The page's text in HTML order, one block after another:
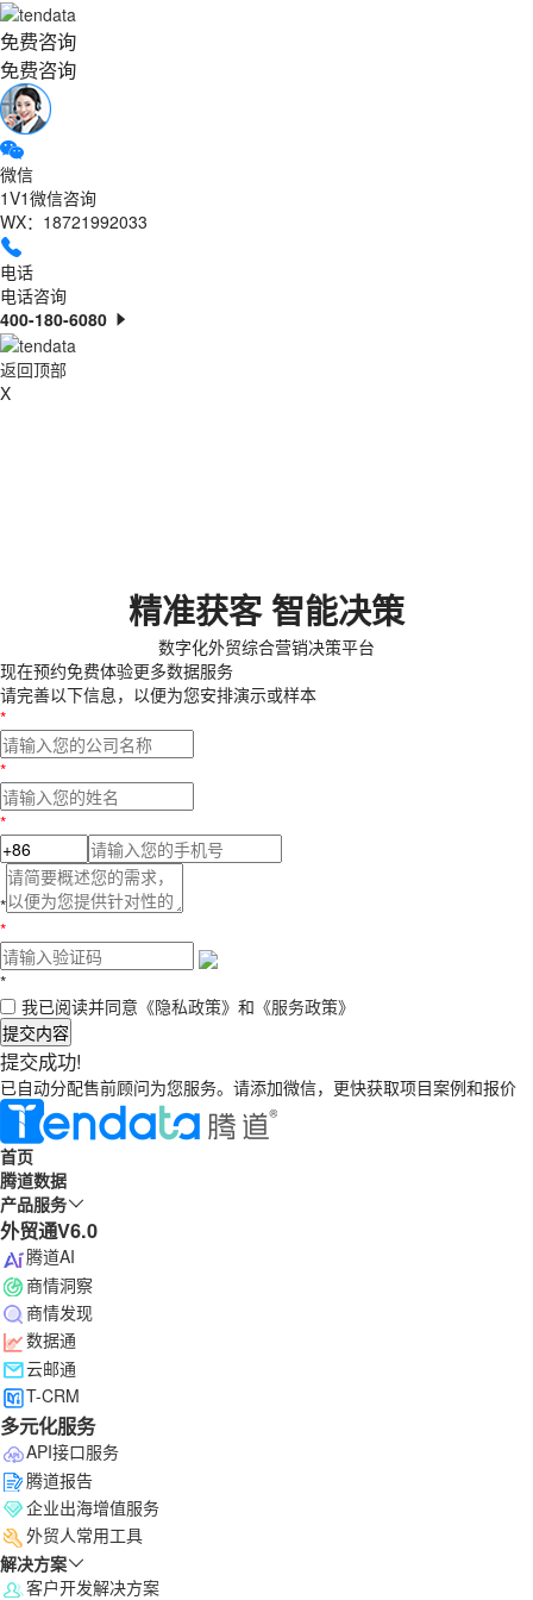
免费咨询
免费咨询
微信
1V1微信咨询
WX：18721992033
电话
电话咨询
400-180-6080
返回顶部
X
精准获客 智能决策
数字化外贸综合营销决策平台
现在预约免费体验更多数据服务
请完善以下信息，以便为您安排演示或样本
*
*
*
*
*
*
我已阅读并同意 《隐私政策》 和 《服务政策》
提交内容
提交成功!
已自动分配售前顾问为您服务。请添加微信，更快获取项目案例和报价
首页
腾道数据
产品服务
外贸通V6.0
腾道AI
商情洞察
商情发现
数据通
云邮通
T-CRM
多元化服务
API接口服务
腾道报告
企业出海增值服务
外贸人常用工具
解决方案
客户开发解决方案